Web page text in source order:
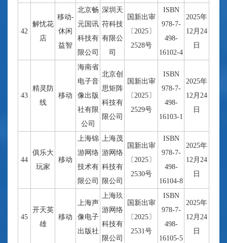
42
解忧花
店
移动-
休闲
益智
北京畅
元国讯
科技有
限公司
深圳天
苻科技
有限公
司
国新出审
〔2025〕
2528号
ISBN
978-7-
498-
16102-4
2025年
12月24
日
43
精灵防
线
移动
海南省
电子音
像出版
社有限
公司
北京创
思矩阵
科技有
限公司
国新出审
〔2025〕
2529号
ISBN
978-7-
498-
16103-1
2025年
12月24
日
44
俱乐大
玩家
移动
上海锦
游网络
技术有
限公司
上海茂
游网络
科技有
限公司
国新出审
〔2025〕
2530号
ISBN
978-7-
498-
16104-8
2025年
12月24
日
45
开天英
雄
移动
上海声
像电子
出版社
上海玖
游网络
科技有
限公司
国新出审
〔2025〕
2531号
ISBN
978-7-
498-
16105-5
2025年
12月24
日